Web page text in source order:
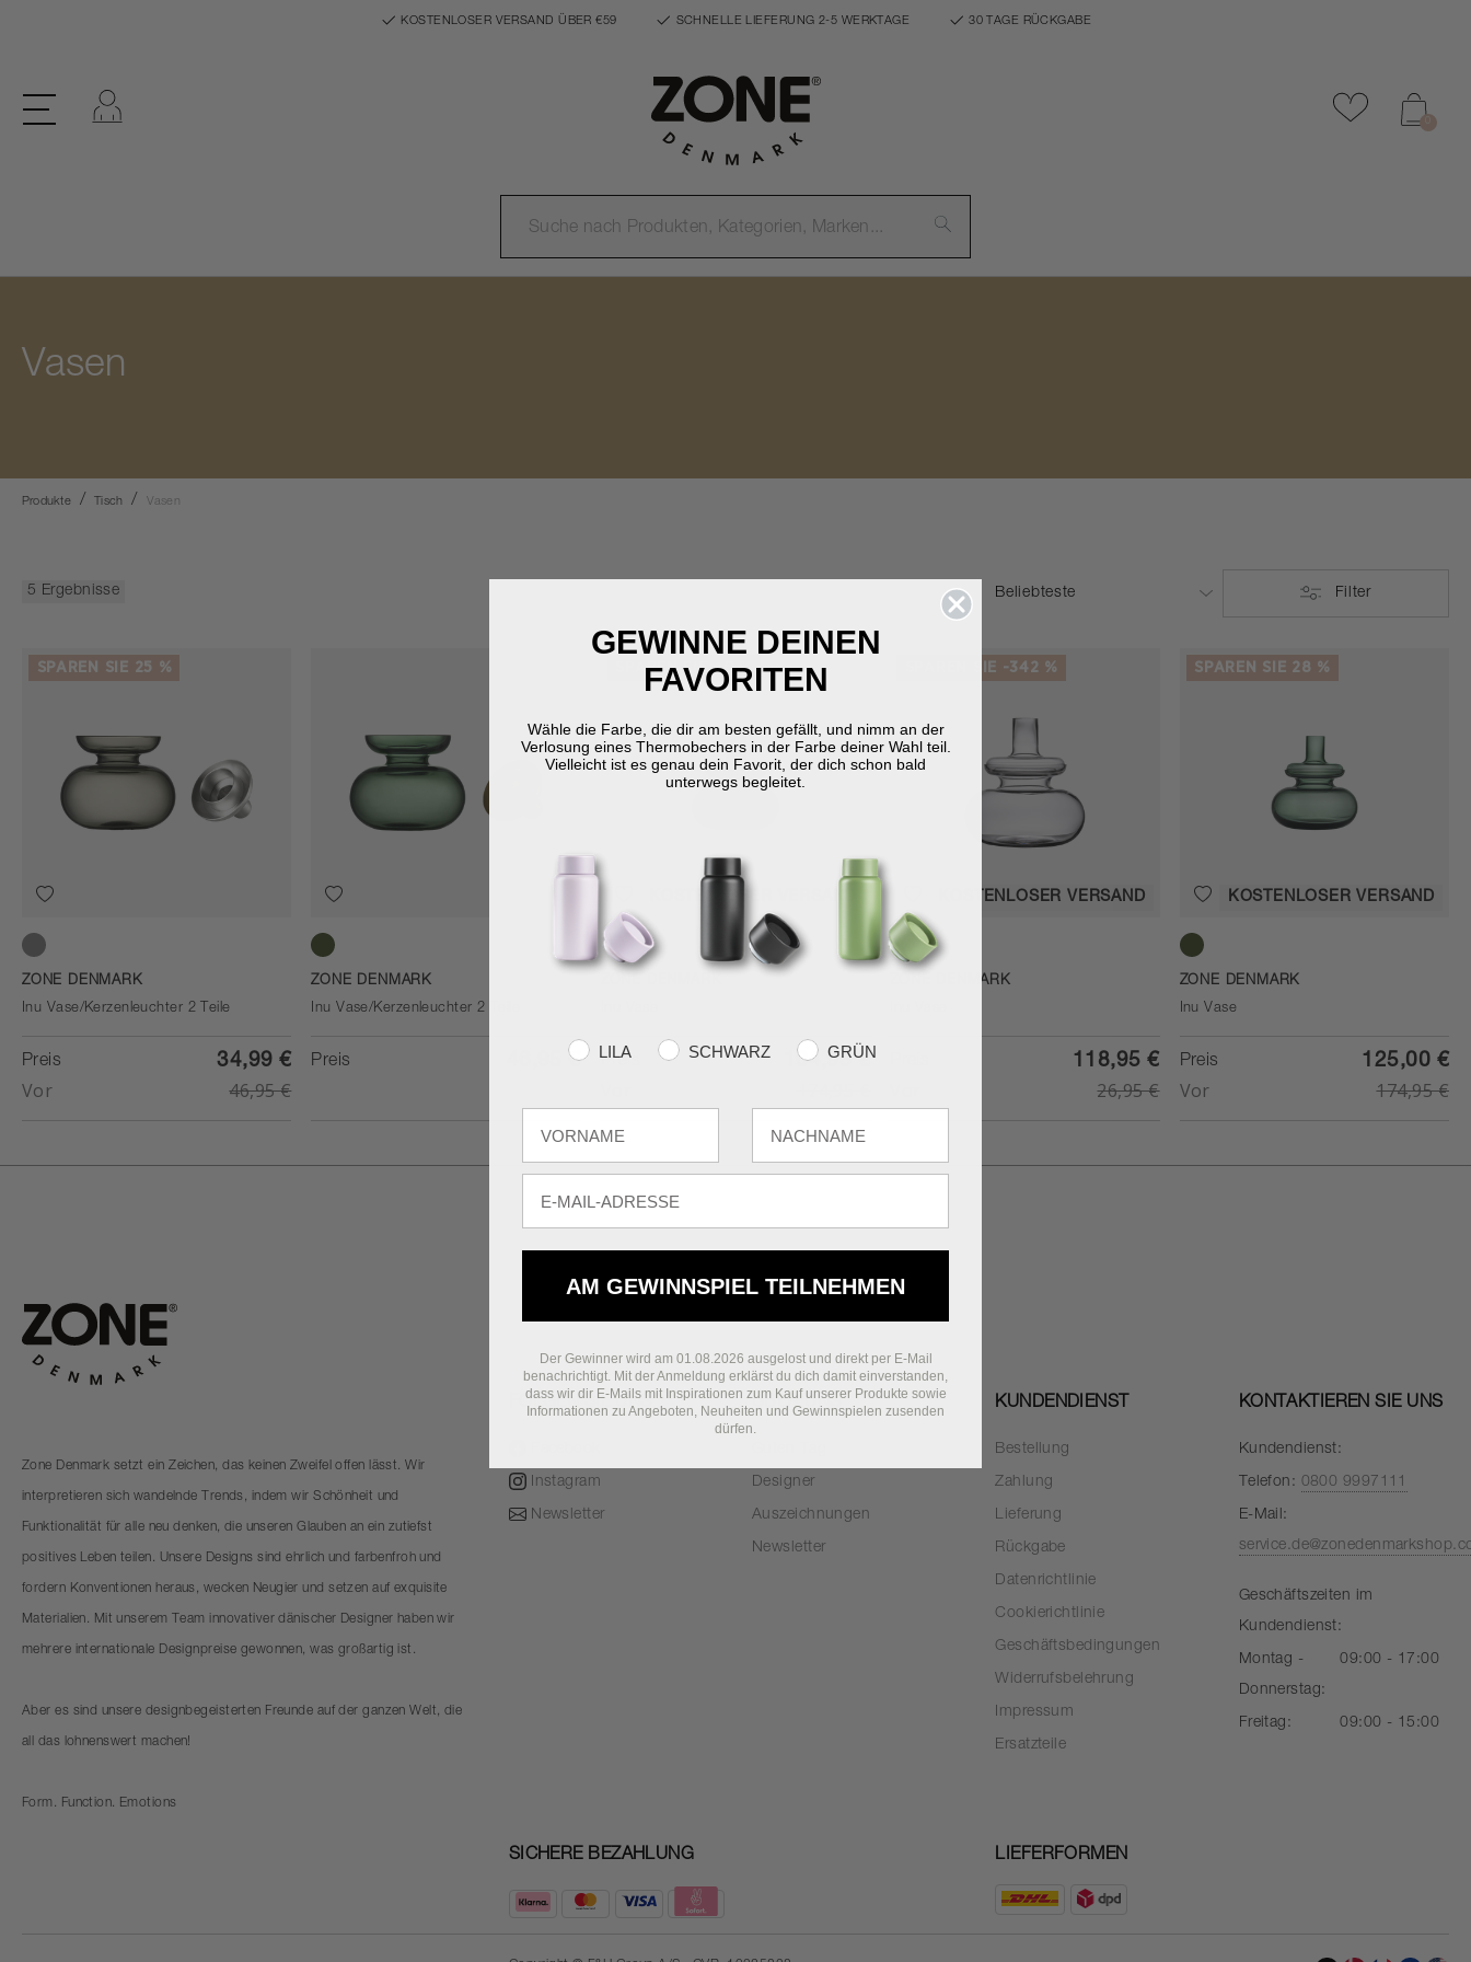
KOSTENLOSER VERSAND ÜBER €59 SCHNELLE LIEFERUNG 2-5 WERKTAGE 30 TAGE RÜCKGABE
Zu
Vasen
Produkte Tisch Vasen
5 Ergebnisse Filter
SPAREN SIE 25 %
Smoked Grey/Steel
ZONE DENMARK
Inu Vase/Kerzenleuchter 2 Teile
Preis 34,99 €
Vor 46,95 €
Moss Green/Brass
ZONE DENMARK
Inu Vase/Kerzenleuchter 2 Teile
Preis 46,95 €
SPAREN SIE 40 %
Smoked Grey
Preis 104,95 €
SPAREN SIE -342 %
KOSTENLOSER VERSAND
Pure Clear
ZONE DENMARK
118,95 €
26,95 €
SPAREN SIE 28 %
KOSTENLOSER VERSAND
Moss Green
ZONE DENMARK
Inu Vase
Preis 125,00 €
Vor 174,95 €
Zone Denmark setzt ein Zeichen, das keinen Zweifel offen lässt. Wir
interpretieren sich wandelnde Trends, indem wir Schönheit und
Funktionalität für alle neu denken, die unseren Glauben an ein zutiefst
positives Leben teilen. Unsere Designs sind ehrlich und farbenfroh und
fordern Konventionen heraus, wecken Neugier und setzen auf exquisite
Materialien. Mit unserem Team innovativer dänischer Designer haben wir
mehrere internationale Designpreise gewonnen, was großartig ist.
Aber es sind unsere designbegeisterten Freunde auf der ganzen Welt, die
all das lohnenswert machen!
Form. Function. Emotions
FOLGEN SIE UNS
Instagram
Newsletter
ÜBER UNS
Designer
Auszeichnungen
Newsletter
KUNDENDIENST
Bestellung
Zahlung
Lieferung
Rückgabe
Datenrichtlinie
Cookierichtlinie
Geschäftsbedingungen
Widerrufsbelehrung
Impressum
Ersatzteile
KONTAKTIEREN SIE UNS
Kundendienst:
Telefon: 0800 9997111
E-Mail:
Geschäftszeiten im
Kundendienst:
Montag -
Donnerstag:
09:00 - 17:00
Freitag: 09:00 - 15:00
SICHERE BEZAHLUNG LIEFERFORMEN
GEWINNE DEINEN
FAVORITEN
Wähle die Farbe, die dir am besten gefällt, und nimm an der
Verlosung eines Thermobechers in der Farbe deiner Wahl teil.
Vielleicht ist es genau dein Favorit, der dich schon bald
unterwegs begleitet.
Farvevalg
LILA SCHWARZ GRÜN
AM GEWINNSPIEL TEILNEHMEN
Der Gewinner wird am 01.08.2026 ausgelost und direkt per E-Mail
benachrichtigt. Mit der Anmeldung erklärst du dich damit einverstanden,
dass wir dir E-Mails mit Inspirationen zum Kauf unserer Produkte sowie
Informationen zu Angeboten, Neuheiten und Gewinnspielen zusenden
dürfen.